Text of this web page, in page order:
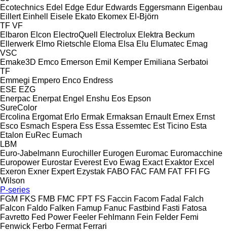
Ecotechnics Edel Edge Edur Edwards Eggersmann Eigenbau
Eillert Einhell Eisele Ekato Ekomex El-Björn
TF VF
Elbaron Elcon ElectroQuell Electrolux Elektra Beckum
Ellerwerk Elmo Rietschle Eloma Elsa Elu Elumatec Emag
VSC
Emake3D Emco Emerson Emil Kemper Emiliana Serbatoi
TF
Emmegi Empero Enco Endress
ESE EZG
Enerpac Enerpat Engel Enshu Eos Epson
SureColor
Ercolina Ergomat Erlo Ermak Ermaksan Ernault Ernex Ernst
Esco Esmach Espera Ess Essa Essemtec Est Ticino Esta
Etalon EuRec Eumach
LBM
Euro-Jabelmann Eurochiller Eurogen Euromac Euromacchine
Europower Eurostar Everest Evo Ewag Exact Exaktor Excel
Exeron Exner Expert Ezystak FABO FAC FAM FAT FFI FG
Wilson
P-series
FGM FKS FMB FMC FPT FS Faccin Facom Fadal
Falch
Falcon Faldo Falken Famup Fanuc Fastbind Fasti Fatosa
Favretto Fed Power Feeler Fehlmann Fein Felder Femi
Fenwick Ferbo Fermat Ferrari